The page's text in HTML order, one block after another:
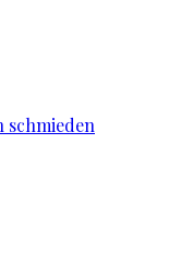
schmieden